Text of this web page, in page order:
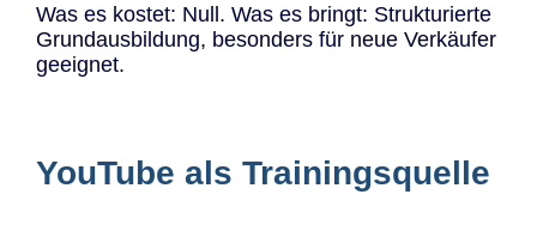
Was es kostet: Null. Was es bringt: Strukturierte
Grundausbildung, besonders für neue Verkäufer
geeignet.
YouTube als Trainingsquelle